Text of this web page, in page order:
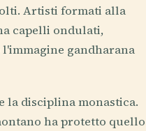
Artisti formati alla
capelli ondulati,
gandharana
la disciplina monastica.
ha protetto quello